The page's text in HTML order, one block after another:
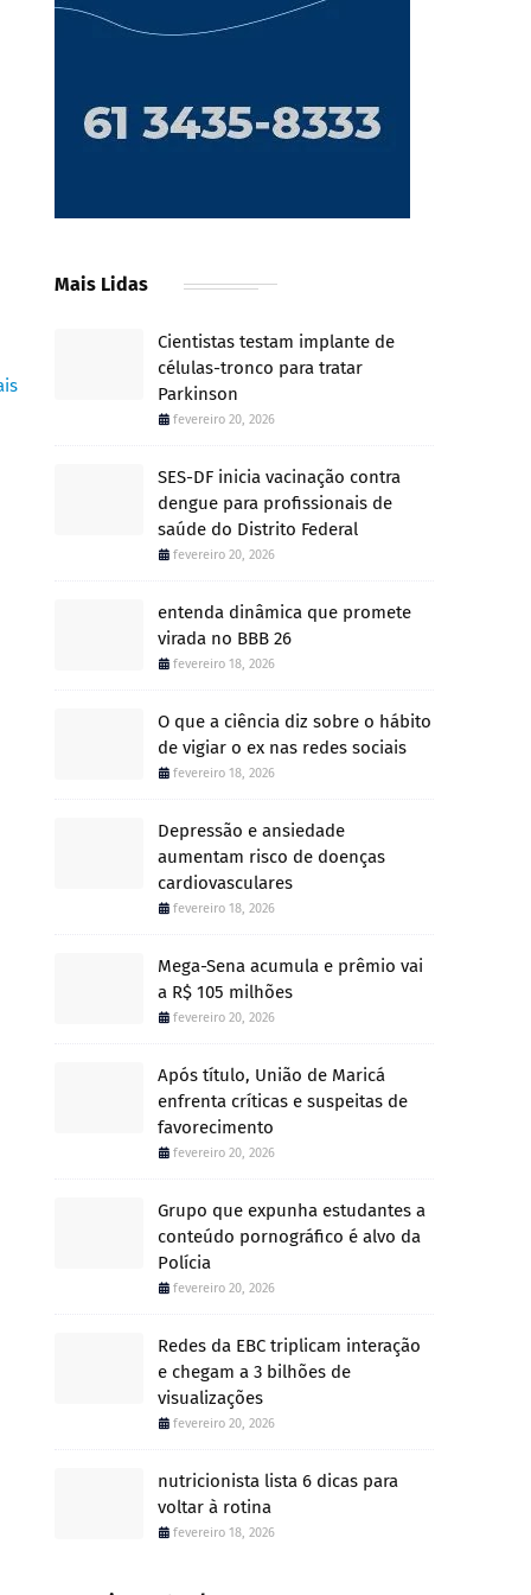
Mais Lidas
Cientistas testam implante de
células-tronco para tratar
Parkinson
fevereiro 20, 2026
SES-DF inicia vacinação contra
dengue para profissionais de
saúde do Distrito Federal
fevereiro 20, 2026
entenda dinâmica que promete
virada no BBB 26
fevereiro 18, 2026
O que a ciência diz sobre o hábito
de vigiar o ex nas redes sociais
fevereiro 18, 2026
Depressão e ansiedade
aumentam risco de doenças
cardiovasculares
fevereiro 18, 2026
Mega-Sena acumula e prêmio vai
a R$ 105 milhões
fevereiro 20, 2026
Após título, União de Maricá
enfrenta críticas e suspeitas de
favorecimento
fevereiro 20, 2026
Grupo que expunha estudantes a
conteúdo pornográfico é alvo da
Polícia
fevereiro 20, 2026
Redes da EBC triplicam interação
e chegam a 3 bilhões de
visualizações
fevereiro 20, 2026
nutricionista lista 6 dicas para
voltar à rotina
fevereiro 18, 2026